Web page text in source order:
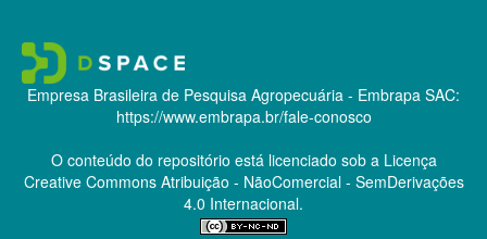
Empresa Brasileira de Pesquisa Agropecuária - Embrapa SAC:
https://www.embrapa.br/fale-conosco
O conteúdo do repositório está licenciado sob a Licença
Creative CommonsAtribuição - NãoComercial - SemDerivações
4.0 Internacional.